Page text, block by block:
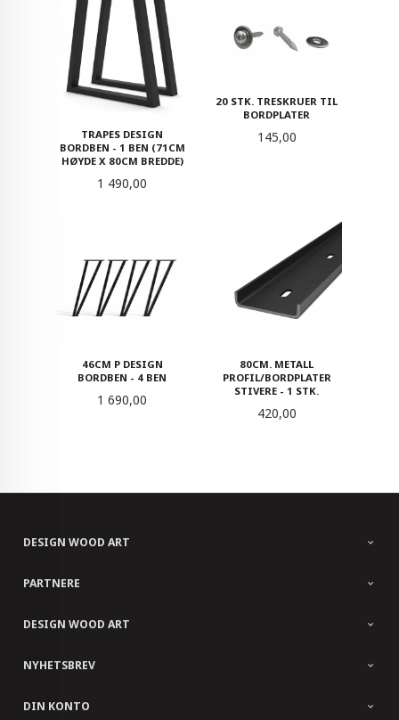
TRAPES DESIGN
BORDBEN - 1 BEN (71CM
HØYDE X 80CM BREDDE)
Pris
1 490,00
20 STK. TRESKRUER TIL
BORDPLATER
Pris
145,00
46CM P DESIGN
BORDBEN - 4 BEN
Pris
1 690,00
80CM. METALL
PROFIL/BORDPLATER
STIVERE - 1 STK.
Pris
420,00
DESIGN WOOD ART
PARTNERE
DESIGN WOOD ART
NYHETSBREV
DIN KONTO